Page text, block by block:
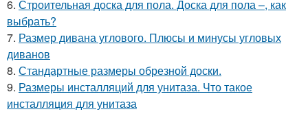
6. Строительная доска для пола. Доска для пола –, как
выбрать?
7. Размер дивана углового. Плюсы и минусы угловых
диванов
8. Стандартные размеры обрезной доски.
9. Размеры инсталляций для унитаза. Что такое
инсталляция для унитаза